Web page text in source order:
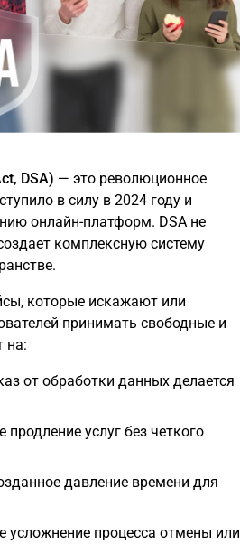
DSA) — это революционное
в силу в 2024 году и
онлайн-платформ. DSA не
комплексную систему
которые искажают или
принимать свободные и
на:
от обработки данных делается
продление услуг без четкого
давление времени для
усложнение процесса отмены или